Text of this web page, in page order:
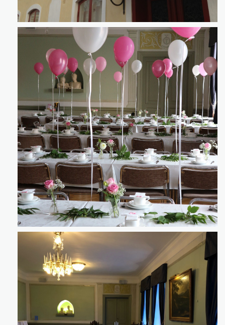
Klicka för att förstora